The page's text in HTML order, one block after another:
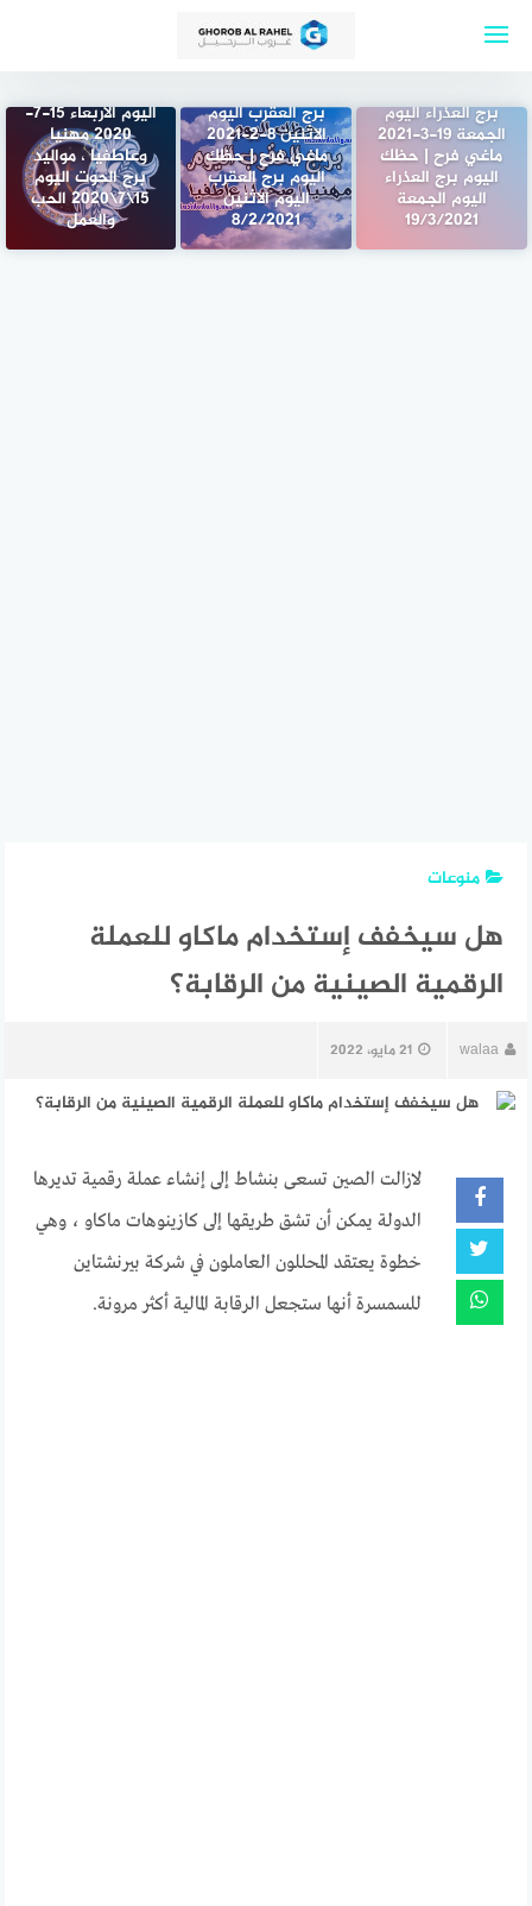
برج العذراء اليوم
الجمعة 19-3-2021
ماغي فرح | حظك
اليوم برج العذراء
اليوم الجمعة
19/3/2021
برج العقرب اليوم
الاثنين 8-2-2021
ماغي فرح | حظك
اليوم برج العقرب
اليوم الاثنين
8/2/2021
اليوم الأربعاء 15-7-
2020 مهنيا
وعاطفيا ، مواليد
برج الحوت اليوم
15\7\2020 الحب
والعمل
منوعات
هل سيخفف إستخدام ماكاو للعملة
الرقمية الصينية من الرقابة؟
walaa 21 مايو، 2022
لازالت الصين تسعى بنشاط إلى إنشاء عملة رقمية تديرها
الدولة يمكن أن تشق طريقها إلى كازينوهات ماكاو ، وهي
خطوة يعتقد المحللون العاملون في شركة بيرنشتاين
للسمسرة أنها ستجعل الرقابة المالية أكثر مرونة.